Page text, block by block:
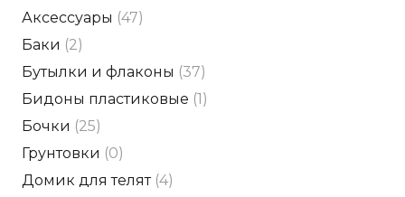
Аксессуары (47)
Баки (2)
Бутылки и флаконы (37)
Бидоны пластиковые (1)
Бочки (25)
Грунтовки (0)
Домик для телят (4)